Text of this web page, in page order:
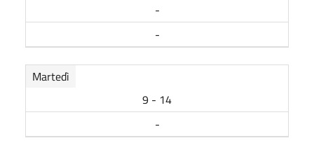
-
-
Martedì
9 - 14
-